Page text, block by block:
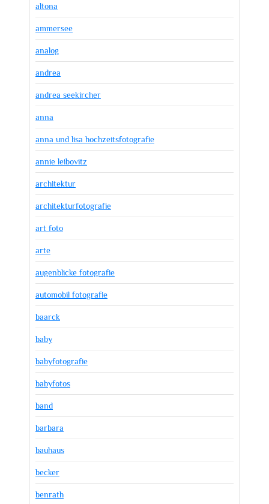
altona
ammersee
analog
andrea
andrea seekircher
anna
anna und lisa hochzeitsfotografie
annie leibovitz
architektur
architekturfotografie
art foto
arte
augenblicke fotografie
automobil fotografie
baarck
baby
babyfotografie
babyfotos
band
barbara
bauhaus
becker
benrath